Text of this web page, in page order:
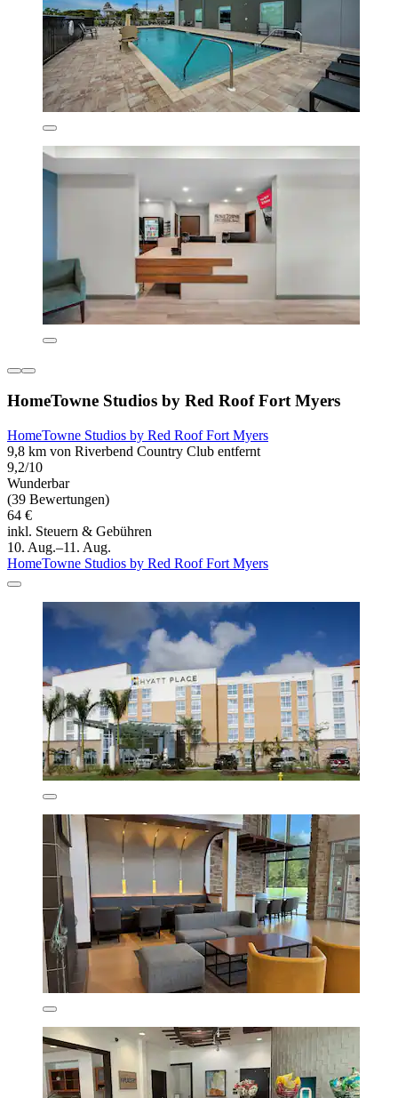
HomeTowne Studios by Red Roof Fort Myers
HomeTowne Studios by Red Roof Fort Myers
9,8 km von Riverbend Country Club entfernt
9,2/10
Wunderbar
(39 Bewertungen)
64 €
inkl. Steuern & Gebühren
10. Aug.–11. Aug.
HomeTowne Studios by Red Roof Fort Myers